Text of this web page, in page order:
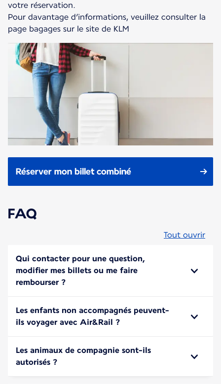
votre réservation.
Pour davantage d’informations, veuillez consulter la
page bagages sur le site de KLM
Réserver mon billet combiné
FAQ
Tout ouvrir
Qui contacter pour une question,
modifier mes billets ou me faire
rembourser ?
Les enfants non accompagnés peuvent-
ils voyager avec Air&Rail ?
Les animaux de compagnie sont-ils
autorisés ?